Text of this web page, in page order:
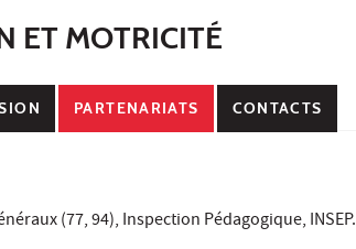
ET MOTRICITÉ
PARTENARIATS CONTACTS
(77, 94), Inspection Pédagogique, INSEP.